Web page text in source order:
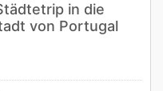
in die
von Portugal